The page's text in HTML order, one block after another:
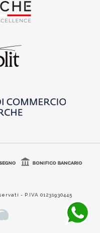
- P.IVA 01231930445